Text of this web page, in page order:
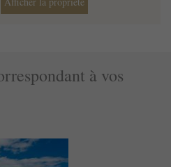
à vos